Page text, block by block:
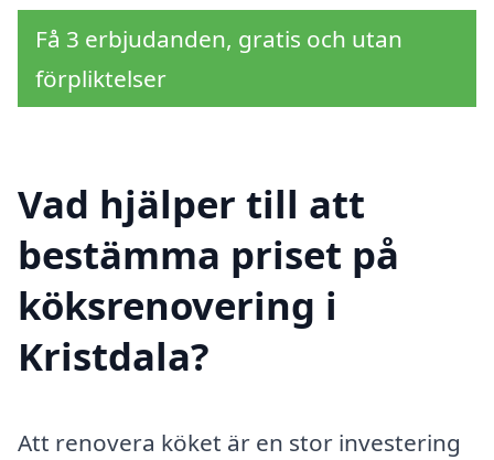
Få 3 erbjudanden, gratis och utan
förpliktelser
Vad hjälper till att
bestämma priset på
köksrenovering i
Kristdala?
Att renovera köket är en stor investering